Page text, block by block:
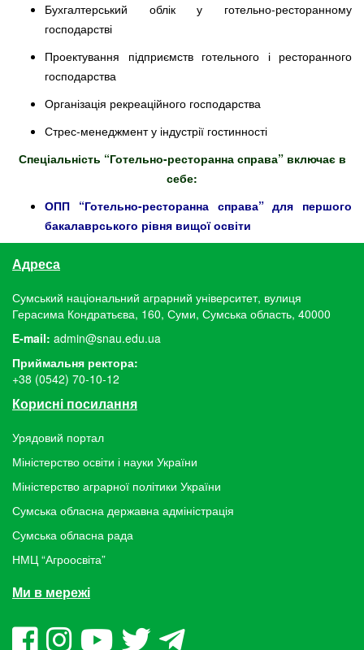
Бухгалтерський облік у готельно-ресторанному
господарстві
Проектування підприємств готельного і ресторанного
господарства
Організація рекреаційного господарства
Стрес-менеджмент у індустрії гостинності
Спеціальність “Готельно-ресторанна справа” включає в
себе:
ОПП “Готельно-ресторанна справа” для першого
бакалаврського рівня вищої освіти
Адреса
Сумський національний аграрний університет, вулиця
Герасима Кондратьєва, 160, Суми, Сумська область, 40000
E-mail: admin@snau.edu.ua
Приймальня ректора:
+38 (0542) 70-10-12
Корисні посилання
Урядовий портал
Міністерство освіти і науки України
Міністерство аграрної політики України
Сумська обласна державна адміністрація
Сумська обласна рада
НМЦ “Агроосвіта”
Ми в мережі